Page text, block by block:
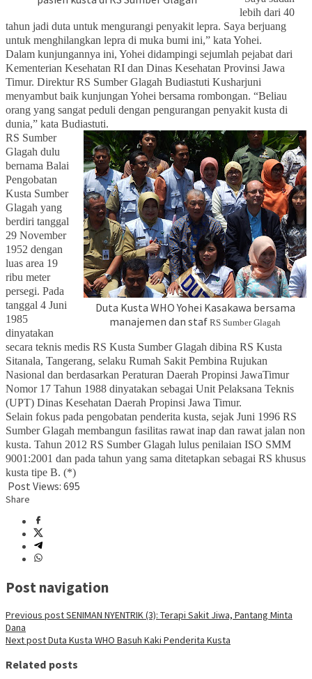
lebih dari 40
tahun jadi duta untuk mengurangi penyakit lepra. Saya berjuang
untuk menghilangkan lepra di muka bumi ini,” kata Yohei.
Dalam kunjungannya ini, Yohei didampingi sejumlah pejabat dari
Kementerian Kesehatan RI dan Dinas Kesehatan Provinsi Jawa
Timur. Direktur RS Sumber Glagah Budiastuti Kusharjuni
menyambut baik kunjungan Yohei bersama rombongan. “Beliau
orang yang sangat peduli dengan pengurangan penyakit kusta di
dunia,” kata Budiastuti.
Duta Kusta WHO Yohei Kasakawa bersama
manajemen dan staf RS Sumber Glagah
RS Sumber
Glagah dulu
bernama Balai
Pengobatan
Kusta Sumber
Glagah yang
berdiri tanggal
29 November
1952 dengan
luas area 19
ribu meter
persegi. Pada
tanggal 4 Juni
1985
dinyatakan
secara teknis medis RS Kusta Sumber Glagah dibina RS Kusta
Sitanala, Tangerang, selaku Rumah Sakit Pembina Rujukan
Nasional dan berdasarkan Peraturan Daerah Propinsi JawaTimur
Nomor 17 Tahun 1988 dinyatakan sebagai Unit Pelaksana Teknis
(UPT) Dinas Kesehatan Daerah Propinsi Jawa Timur.
Selain fokus pada pengobatan penderita kusta, sejak Juni 1996 RS
Sumber Glagah membangun fasilitas rawat inap dan rawat jalan non
kusta. Tahun 2012 RS Sumber Glagah lulus penilaian ISO SMM
9001:2001 dan pada tahun yang sama ditetapkan sebagai RS khusus
kusta tipe B. (*)
Post Views: 695
Share
Post navigation
Previous postSENIMAN NYENTRIK (3): Terapi Sakit Jiwa, Pantang Minta
Dana
Next postDuta Kusta WHO Basuh Kaki Penderita Kusta
Related posts